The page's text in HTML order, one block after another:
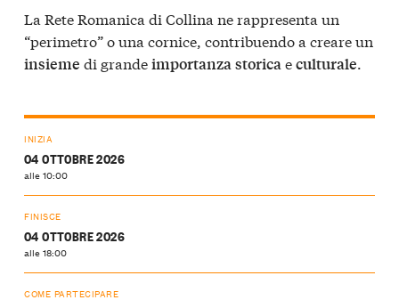
La Rete Romanica di Collina ne rappresenta un
“perimetro” o una cornice, contribuendo a creare un
insieme di grandeimportanzastoricaeculturale.
INIZIA
04 OTTOBRE 2026
alle 10:00
FINISCE
04 OTTOBRE 2026
alle 18:00
COME PARTECIPARE